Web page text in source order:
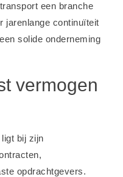
een branche
jarenlange continuïteit
solide onderneming
vermogen
bij zijn
opdrachtgevers.